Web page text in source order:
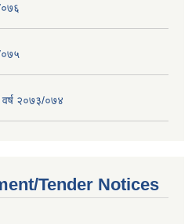
०७६
०७५
वर्ष २०७३/०७४
Tender Notices